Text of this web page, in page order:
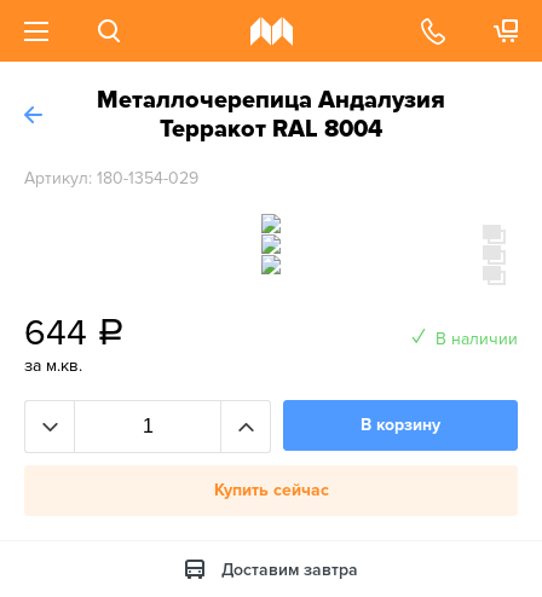
Металлочерепица Андалузия
Терракот RAL 8004
Артикул: 180-1354-029
644 a
за м.кв.
В наличии
В корзину
Купить сейчас
Доставим завтра